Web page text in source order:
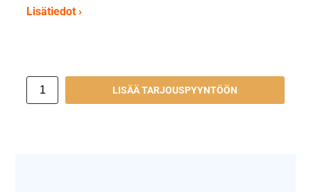
Lisätiedot ›
LISÄÄ TARJOUSPYYNTÖÖN